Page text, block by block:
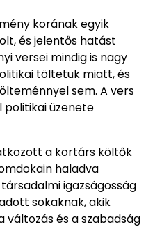
korának egyik
és jelentős hatást
versei mindig is nagy
töltetük miatt, és
sem. A vers
politikai üzenete
a kortárs költők
haladva
igazságosság
sokaknak, akik
változás és a szabadság